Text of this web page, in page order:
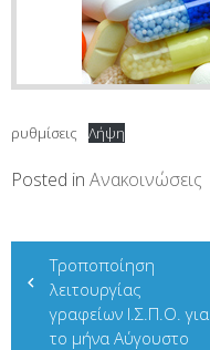
ρυθμίσεις Λήψη
Posted in Ανακοινώσεις
Πλοήγηση
άρθρων
Τροποποίηση
λειτουργίας
γραφείων Ι.Σ.Π.Ο. για
το μήνα Αύγουστο